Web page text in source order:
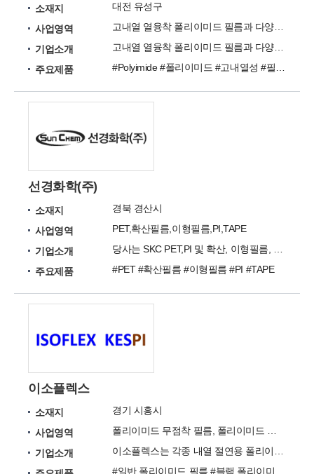
소재지
대전 유성구
사업영역
기업소개
주요제품
선경화학(주)
소재지
경북 경산시
사업영역
PET,확산필름,이형필름,PI,TAPE
기업소개
주요제품
#PET #확산필름 #이형필름 #PI #TAPE
이소플렉스
소재지
경기 시흥시
사업영역
기업소개